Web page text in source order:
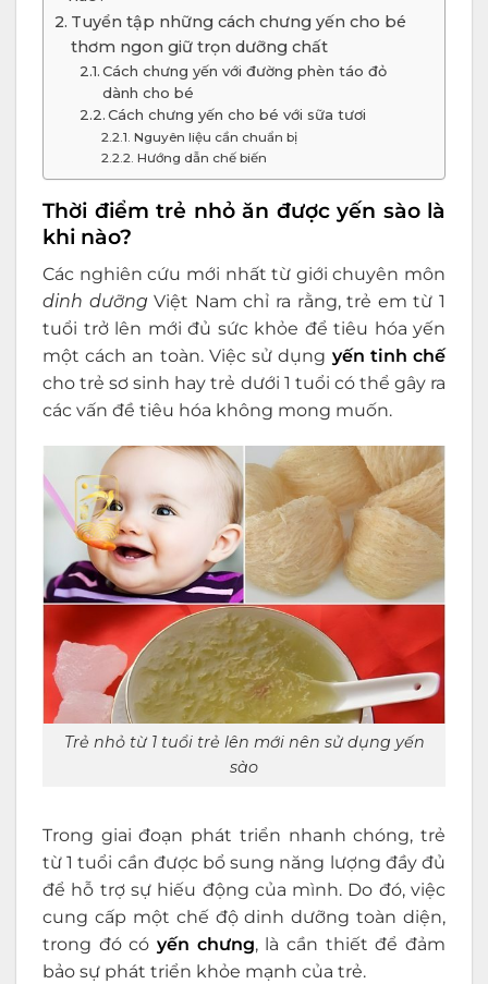
Tuyển tập những cách chưng yến cho bé
thơm ngon giữ trọn dưỡng chất
Cách chưng yến với đường phèn táo đỏ
dành cho bé
Cách chưng yến cho bé với sữa tươi
Nguyên liệu cần chuẩn bị
Hướng dẫn chế biến
Thời điểm trẻ nhỏ ăn được yến sào là
khi nào?
Các nghiên cứu mới nhất từ giới chuyên môn
dinh dưỡngViệt Nam chỉ ra rằng, trẻ em từ 1
tuổi trở lên mới đủ sức khỏe để tiêu hóa yến
một cách an toàn. Việc sử dụng yến tinh chế
cho trẻ sơ sinh hay trẻ dưới 1 tuổi có thể gây ra
các vấn đề tiêu hóa không mong muốn.
Trẻ nhỏ từ 1 tuổi trẻ lên mới nên sử dụng yến
sào
Trong giai đoạn phát triển nhanh chóng, trẻ
từ 1 tuổi cần được bổ sung năng lượng đầy đủ
để hỗ trợ sự hiếu động của mình. Do đó, việc
cung cấp một chế độ dinh dưỡng toàn diện,
trong đó có yến chưng, là cần thiết để đảm
bảo sự phát triển khỏe mạnh của trẻ.